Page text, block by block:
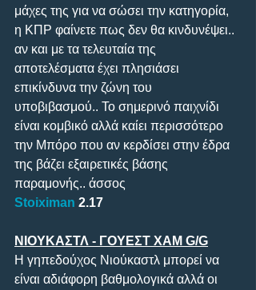
μάχες της για να σώσει την κατηγορία,
η ΚΠΡ φαίνετε πως δεν θα κινδυνέψει..
αν και με τα τελευταία της
αποτελέσματα έχει πλησιάσει
επικίνδυνα την ζώνη του
υποβιβασμού.. Το σημερινό παιχνίδι
είναι κομβικό αλλά καίει περισσότερο
την Μπόρο που αν κερδίσει στην έδρα
της βάζει εξαιρετικές βάσης
παραμονής.. άσσος
Stoiximan 2.17
ΝΙΟΥΚΑΣΤΛ - ΓΟΥΕΣΤ ΧΑΜ G/G
H γηπεδούχος Νιούκαστλ μπορεί να
είναι αδιάφορη βαθμολογικά αλλά οι